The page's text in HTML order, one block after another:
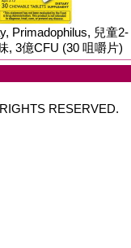
Primadophilus, 兒童2-
, 3億CFU (30 咀嚼片)
RIGHTS RESERVED.